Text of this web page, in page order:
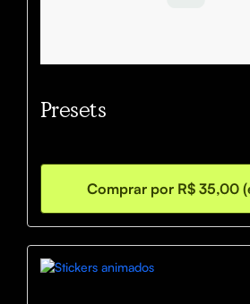
Presets
Comprar por R$ 35,00